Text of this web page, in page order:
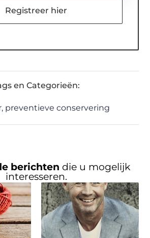
Registreer hier
en Categorieën:
, preventieve conservering
berichten die u mogelijk
interesseren.